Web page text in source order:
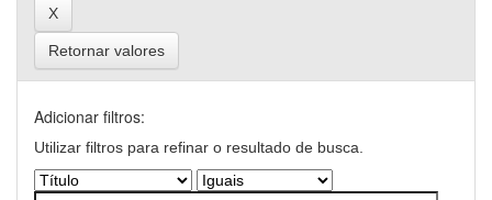
Retornar valores
Adicionar filtros:
Utilizar filtros para refinar o resultado de busca.